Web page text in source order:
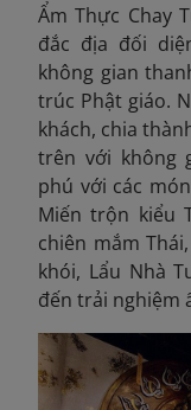
Ẩm Thực Chay
đắc địa đối
không gian
trúc Phật giáo.
khách, chia
trên với không
phú với các
Miến trộn kiểu
chiên mắm
khói, Lẩu Nhà
đến trải nghiệm